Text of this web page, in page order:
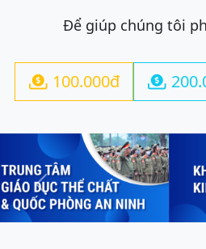
Để giúp chúng tôi
 100.000đ 
Previous